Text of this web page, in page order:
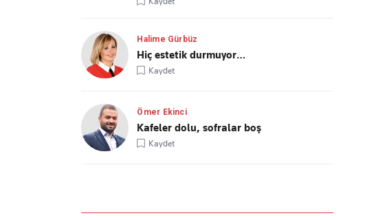
Halime Gürbüz
Hiç estetik durmuyor…
Kaydet
Ömer Ekinci
Kafeler dolu, sofralar boş
Kaydet